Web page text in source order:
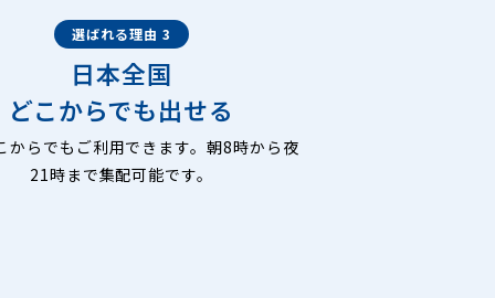
選ばれる理由 3
日本全国
どこからでも出せる
からでもご利用できます。朝8時から夜
21時まで集配可能です。